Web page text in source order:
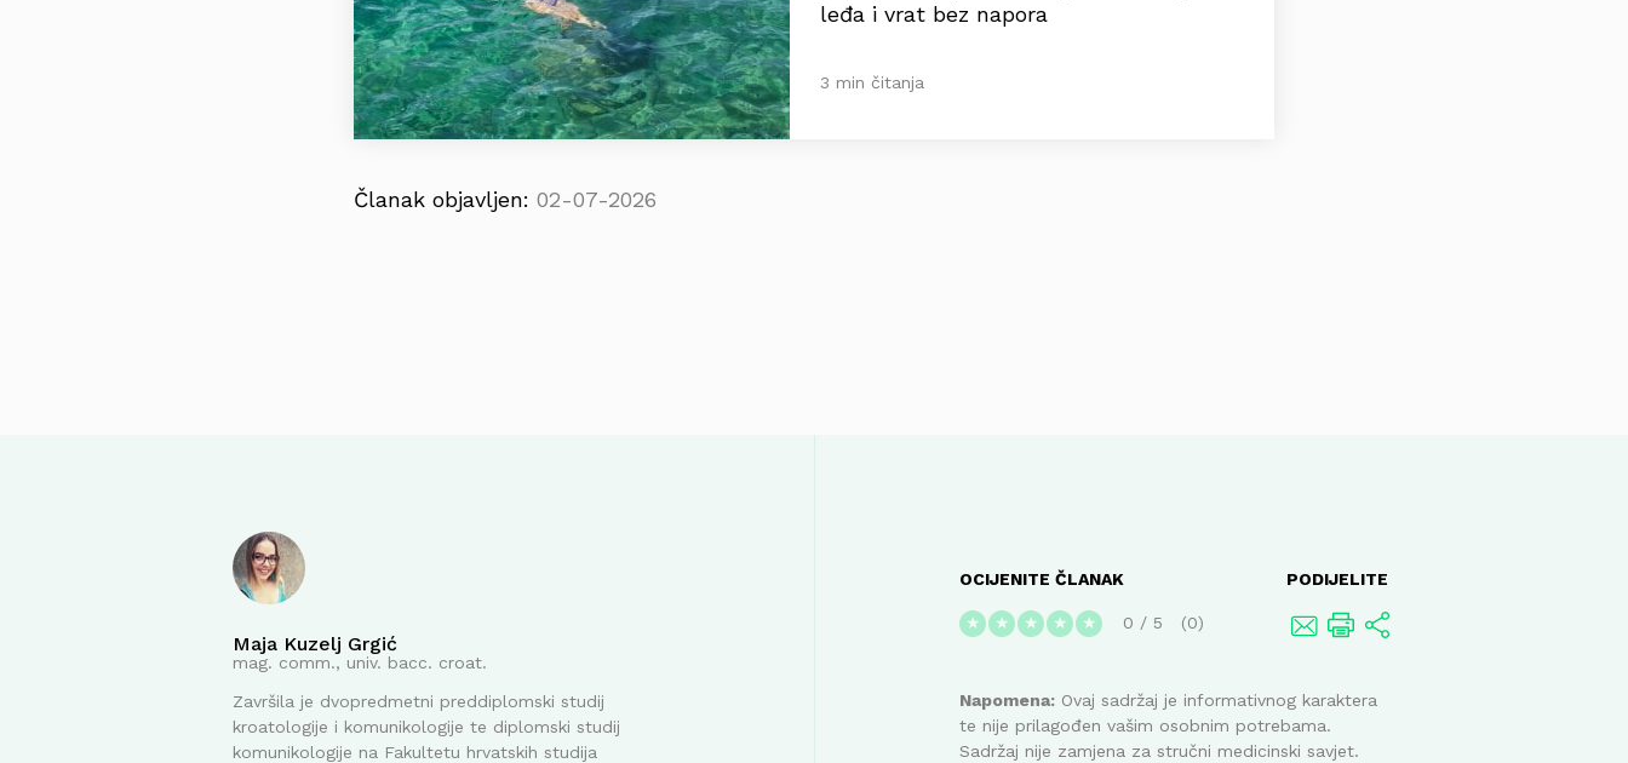
leđa i vrat bez napora
3 min čitanja
Članak objavljen: 02-07-2026
Maja Kuzelj Grgić
mag. comm., univ. bacc. croat.
Završila je dvopredmetni preddiplomski studij
kroatologije i komunikologije te diplomski studij
komunikologije na Fakultetu hrvatskih studija
OCIJENITE ČLANAK
★ ★ ★ ★ ★ 0 / 5 0
PODIJELITE
Napomena: Ovaj sadržaj je informativnog karaktera
te nije prilagođen vašim osobnim potrebama.
Sadržaj nije zamjena za stručni medicinski savjet.